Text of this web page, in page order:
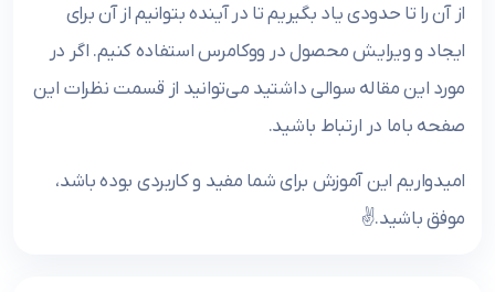
از آن را تا حدودی یاد بگیریم تا در آینده بتوانیم از آن برای
ایجاد و ویرایش محصول در ووکامرس استفاده کنیم. اگر در
مورد این مقاله سوالی داشتید می‌توانید از قسمت نظرات این
صفحه باما در ارتباط باشید.
امیدواریم این آموزش برای شما مفید و کاربردی بوده باشد،
موفق باشید.✌️